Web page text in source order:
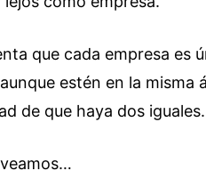
que cada empresa es
estén en la misma
de que haya dos iguales.